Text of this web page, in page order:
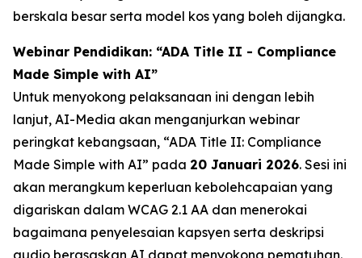
berskala besar serta model kos yang boleh dijangka.
Webinar Pendidikan: “ADA Title II - Compliance
Made Simple with AI”
Untuk menyokong pelaksanaan ini dengan lebih
lanjut, AI-Media akan menganjurkan webinar
peringkat kebangsaan, “ADA Title II: Compliance
Made Simple with AI” pada 20 Januari 2026. Sesi ini
akan merangkum keperluan kebolehcapaian yang
digariskan dalam WCAG 2.1 AA dan menerokai
bagaimana penyelesaian kapsyen serta deskripsi
audio berasaskan AI dapat menyokong pematuhan.